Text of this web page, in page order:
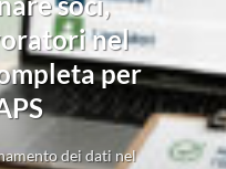
nel
per
dei dati nel